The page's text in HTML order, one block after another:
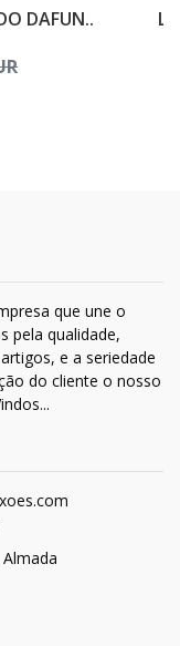
DAFUN..
que une o
pela qualidade,
e a seriedade
do cliente o nosso